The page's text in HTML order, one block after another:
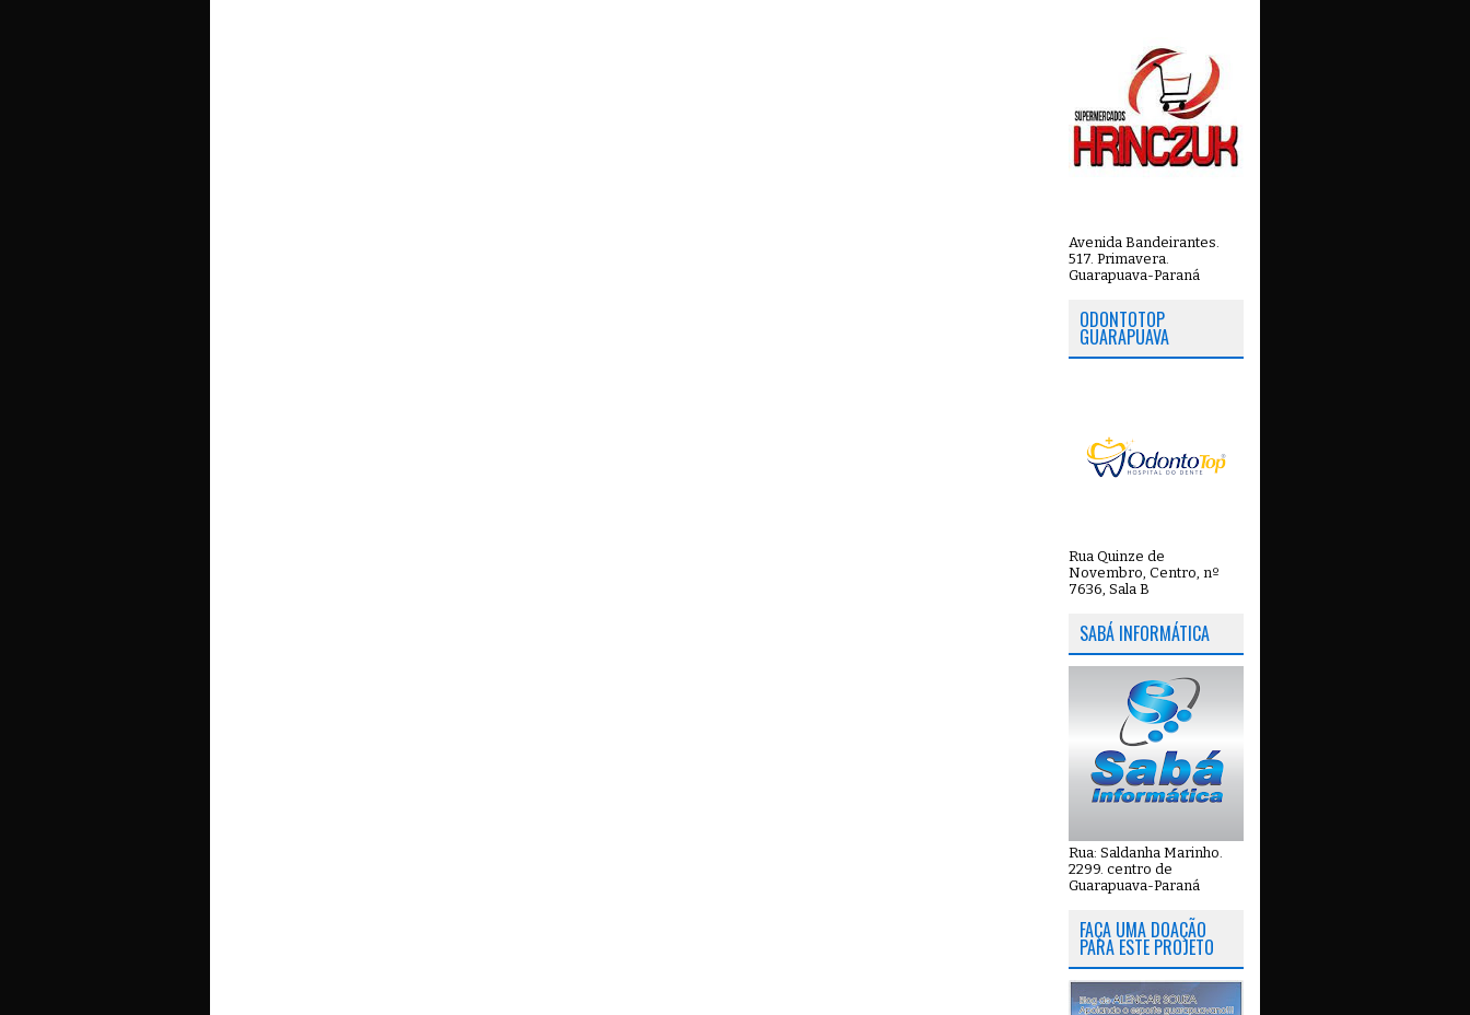
Avenida Bandeirantes.
517. Primavera.
Guarapuava-Paraná
ODONTOTOP
GUARAPUAVA
Rua Quinze de
Novembro, Centro, nº
7636, Sala B
SABÁ INFORMÁTICA
Rua: Saldanha Marinho.
2299. centro de
Guarapuava-Paraná
FAÇA UMA DOAÇÃO
PARA ESTE PROJETO